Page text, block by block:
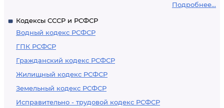
Подробнее...
Кодексы СССР и РСФСР
Водный кодекс РСФСР
ГПК РСФСР
Гражданский кодекс РСФСР
Жилищный кодекс РСФСР
Земельный кодекс РСФСР
Исправительно - трудовой кодекс РСФСР